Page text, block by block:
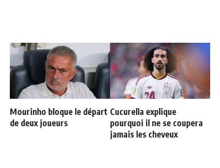
Mourinho bloque le départ
de deux joueurs
Cucurella explique
pourquoi il ne se coupera
jamais les cheveux